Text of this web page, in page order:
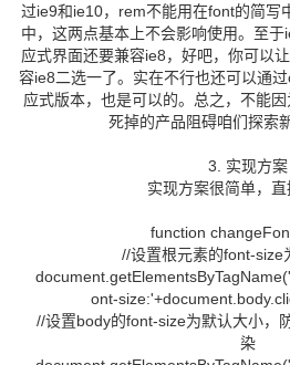
过ie9和ie10，rem不能用在font的简写
中，这两点基本上不会影响使用。至
应式界面还要兼容ie8，好吧，你可以
容ie8二选一了。实在不行也还可以通
应式版本，也是可以的。总之，不能
死掉的产品阻碍咱们探索
3. 实现方案
实现方案很简单，
function
//设置根元素的font-size
ont-
//设置body的font-size为默认大小，
染